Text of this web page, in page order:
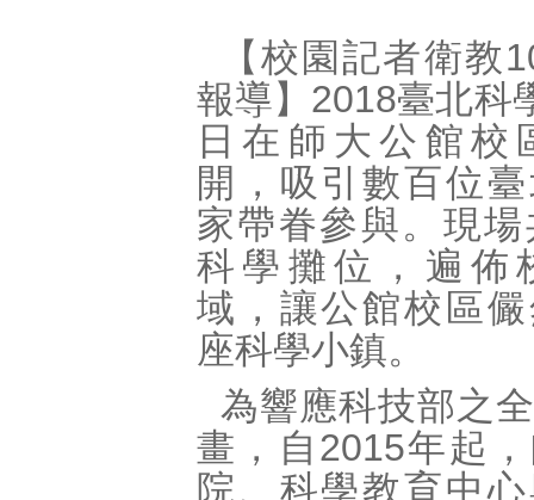
【校園記者衛教
報導】2018臺北科
日在師大公館校
開，吸引數百位
家帶眷參與。現
科學攤位，遍佈
域，讓公館校區
座科學小鎮。
為響應科技部之
畫，自2015年起
院、科學教育中